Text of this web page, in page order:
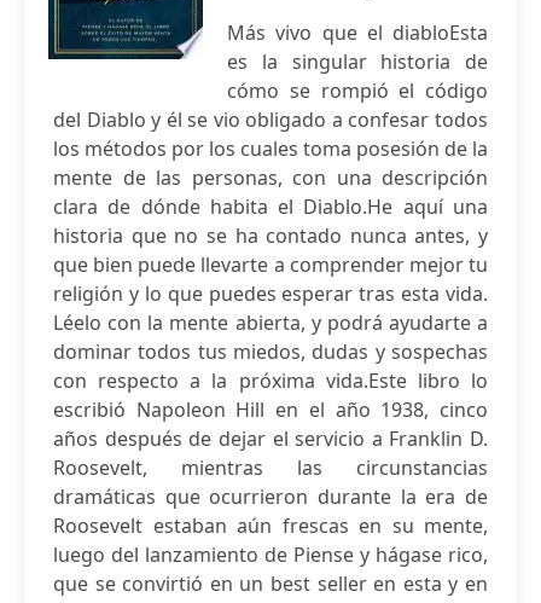
Más vivo que el diabloEsta
es la singular historia de
cómo se rompió el código
del Diablo y él se vio obligado a confesar todos
los métodos por los cuales toma posesión de la
mente de las personas, con una descripción
clara de dónde habita el Diablo.He aquí una
historia que no se ha contado nunca antes, y
que bien puede llevarte a comprender mejor tu
religión y lo que puedes esperar tras esta vida.
Léelo con la mente abierta, y podrá ayudarte a
dominar todos tus miedos, dudas y sospechas
con respecto a la próxima vida.Este libro lo
escribió Napoleon Hill en el año 1938, cinco
años después de dejar el servicio a Franklin D.
Roosevelt, mientras las circunstancias
dramáticas que ocurrieron durante la era de
Roosevelt estaban aún frescas en su mente,
luego del lanzamiento de Piense y hágase rico,
que se convirtió en un best seller en esta y en